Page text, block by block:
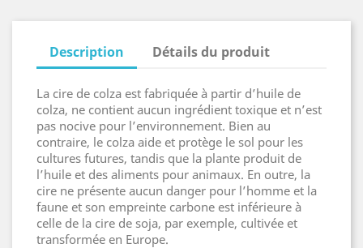
Description Détails du produit
La cire de colza est fabriquée à partir d’huile de
colza, ne contient aucun ingrédient toxique et n’est
pas nocive pour l’environnement. Bien au
contraire, le colza aide et protège le sol pour les
cultures futures, tandis que la plante produit de
l’huile et des aliments pour animaux. En outre, la
cire ne présente aucun danger pour l’homme et la
faune et son empreinte carbone est inférieure à
celle de la cire de soja, par exemple, cultivée et
transformée en Europe.